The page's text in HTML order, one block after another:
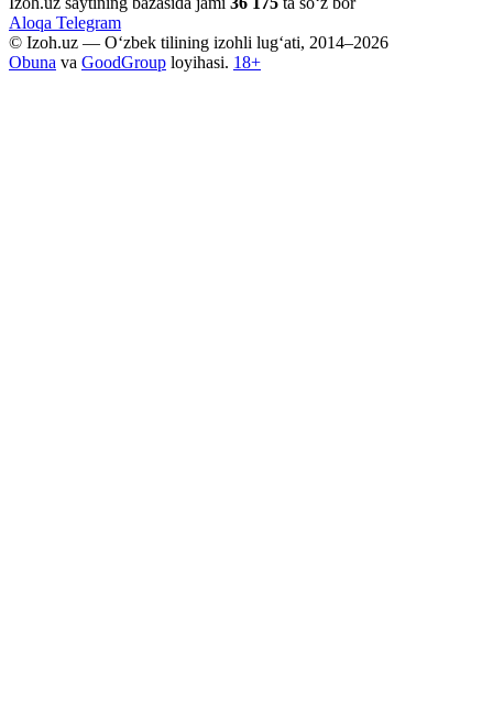
Aloqa Telegram
© Izoh.uz — O‘zbek tilining izohli lug‘ati, 2014–2026
Obuna va GoodGroup loyihasi. 18+